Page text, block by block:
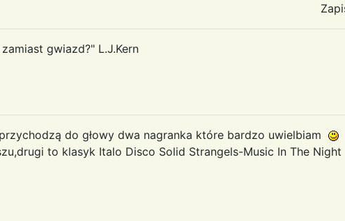
gwiazd?" L.J.Kern
do głowy dwa nagranka które bardzo uwielbiam
to klasyk Italo Disco Solid Strangels-Music In The Night